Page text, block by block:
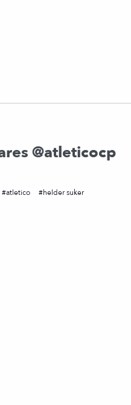
@atleticocp
atletico helder suker